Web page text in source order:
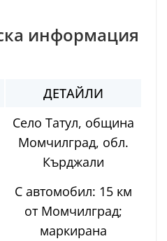
информация
ДЕТАЙЛИ
Село Татул, община
Момчилград, обл.
Кърджали
С автомобил: 15 км
от Момчилград;
маркирана